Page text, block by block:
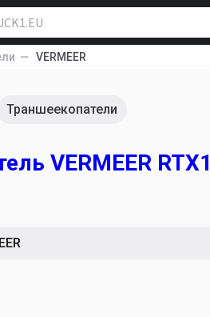
VERMEER
Траншеекопатели
VERMEER